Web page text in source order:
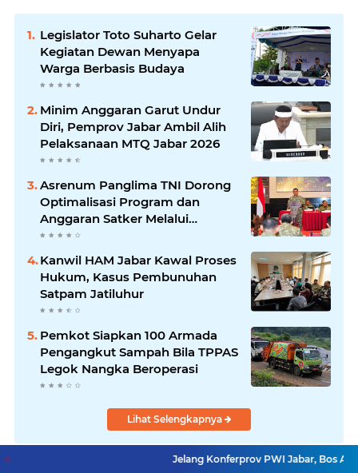
Legislator Toto Suharto Gelar
Kegiatan Dewan Menyapa
Warga Berbasis Budaya
Minim Anggaran Garut Undur
Diri, Pemprov Jabar Ambil Alih
Pelaksanaan MTQ Jabar 2026
Asrenum Panglima TNI Dorong
Optimalisasi Program dan
Anggaran Satker Melalui
Evaluasi Kinerja
Kanwil HAM Jabar Kawal Proses
Hukum, Kasus Pembunuhan
Satpam Jatiluhur
Pemkot Siapkan 100 Armada
Pengangkut Sampah Bila TPPAS
Legok Nangka Beroperasi
Lihat Selengkapnya
Jelang Konferprov PWI Jabar, Bos Ayo Media